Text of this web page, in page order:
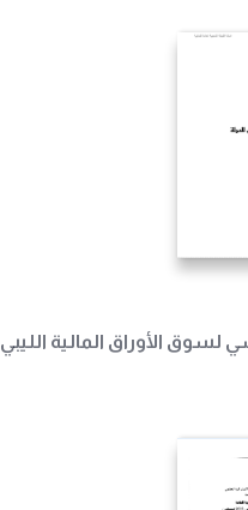
لسوق الأوراق المالية الليبي